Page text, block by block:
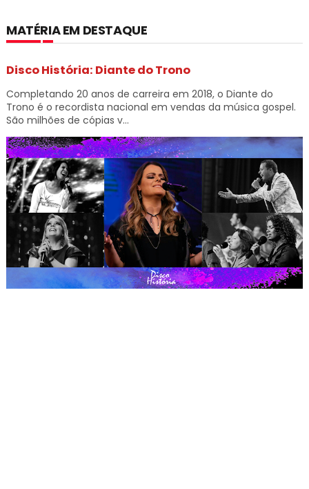
MATÉRIA EM DESTAQUE
Disco História: Diante do Trono
Completando 20 anos de carreira em 2018, o Diante do
Trono é o recordista nacional em vendas da música gospel.
São milhões de cópias v...